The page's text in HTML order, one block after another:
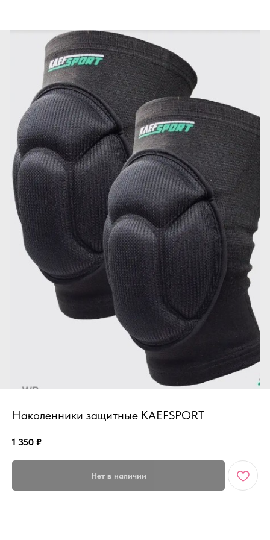
Наколенники защитные KAEFSPORT
1 350 ₽
Нет в наличии